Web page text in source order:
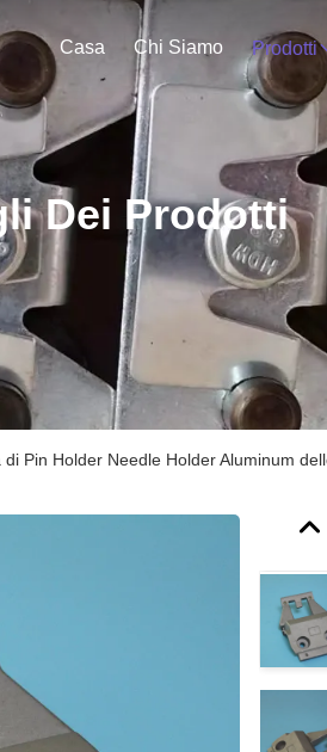
Casa Chi Siamo Prodotti
Dei Prodotti
Pin Holder Needle Holder Aluminum